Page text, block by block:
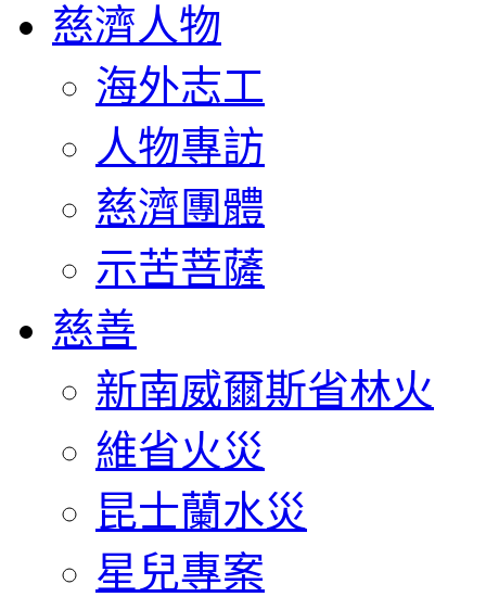
慈濟人物
海外志工
人物專訪
慈濟團體
示苦菩薩
慈善
新南威爾斯省林火
維省火災
昆士蘭水災
星兒專案